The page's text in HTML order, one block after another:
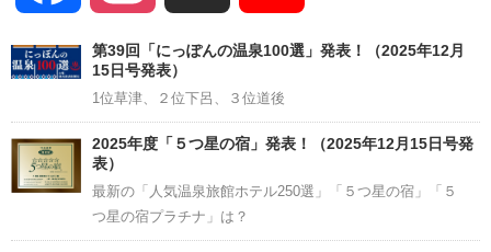
Channel
第39回「にっぽんの温泉100選」発表！（2025年12月
15日号発表）
1位草津、２位下呂、３位道後
2025年度「５つ星の宿」発表！（2025年12月15日号発
表）
最新の「人気温泉旅館ホテル250選」「５つ星の宿」「５
つ星の宿プラチナ」は？